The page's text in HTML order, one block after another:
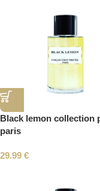
Black lemon collection
paris
29.99 €